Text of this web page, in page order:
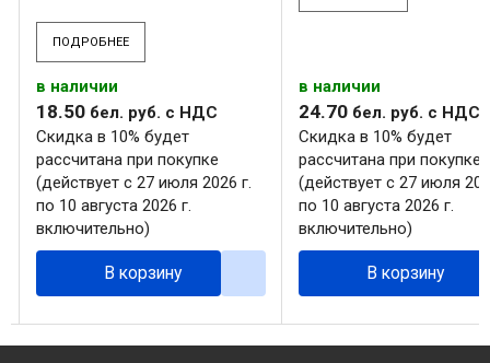
ПОДРОБНЕЕ
в наличии
18.50 бел. руб. с НДС
Скидка в 10% будет
рассчитана при покупке
(действует с 27 июля 2026 г.
по 10 августа 2026 г.
включительно)
В корзину
в наличии
24.70 бел. руб. с НДС
Скидка в 10% будет
рассчитана при покупке
(действует с 27 июля
по 10 августа 2026 г.
включительно)
В корзину